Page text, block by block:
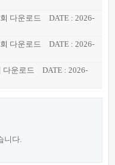
다운로드
DATE : 2026-
다운로드
DATE : 2026-
다운로드
DATE : 2026-
니다.